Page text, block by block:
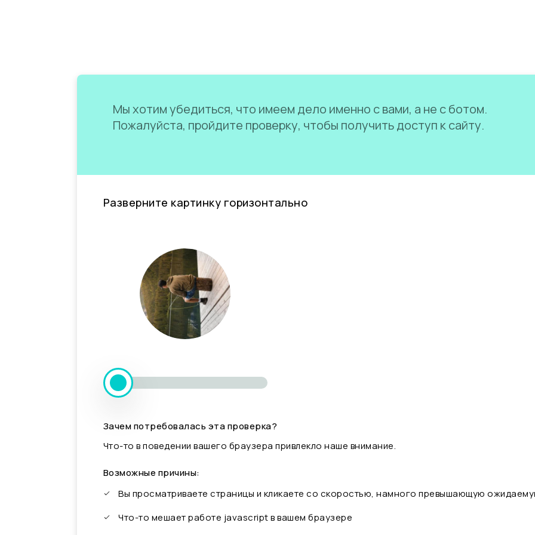
Мы хотим убедиться, что имеем дело именно с вами, а не с ботом.
Пожалуйста, пройдите проверку, чтобы получить доступ к сайту.
Разверните картинку горизонтально
Зачем потребовалась эта проверка?
Что-то в поведении вашего браузера привлекло наше внимание.
Возможные причины:
Вы просматриваете страницы и кликаете со скоростью, намного превышающую
Что-то мешает работе javascript в вашем браузере